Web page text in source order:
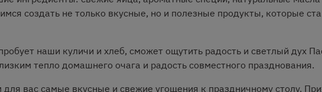
создать не только вкусные, но и полезные продукты, которые
наши куличи и хлеб, сможет ощутить радость и светлый дух
тепло домашнего очага и радость совместного празднования.
вас самые вкусные и свежие угощения к праздничному столу.